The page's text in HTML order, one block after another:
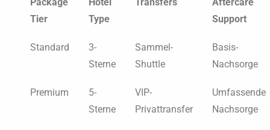
Tier
Type
Support
Standard
3-
Sterne
Sammel-
Shuttle
Basis-
Nachsorge
Premium
5-
Sterne
VIP-
Privattransfer
Umfassende
Nachsorge